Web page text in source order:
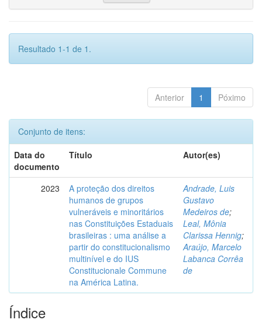
Resultado 1-1 de 1.
Anterior 1 Póximo
Conjunto de itens:
Data do
documento
Título Autor(es)
2023
A proteção dos direitos
humanos de grupos
vulneráveis e minoritários
nas Constituições Estaduais
brasileiras : uma análise a
partir do constitucionalismo
multinível e do IUS
Constitucionale Commune
na América Latina.
Andrade, Luis
Gustavo
Medeiros de;
Leal, Mônia
Clarissa Hennig;
Araújo, Marcelo
Labanca Corrêa
de
Índice